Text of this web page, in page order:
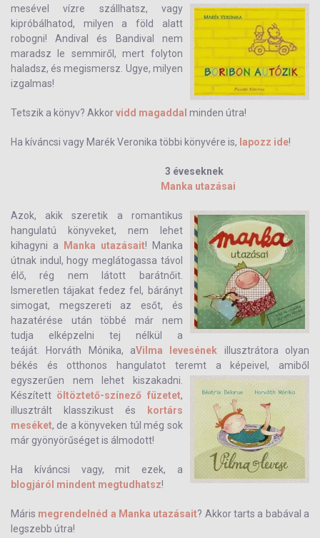
mesével vízre szállhatsz, vagy
kipróbálhatod, milyen a föld alatt
robogni! Andival és Bandival nem
maradsz le semmiről, mert folyton
haladsz, és megismersz. Ugye, milyen
izgalmas!
Tetszik a könyv? Akkorvidd magaddal minden útra!
Ha kíváncsi vagy Marék Veronika többi könyvére is, lapozz ide!
3 éveseknek
Manka utazásai
Azok, akik szeretik a romantikus
hangulatú könyveket, nem lehet
kihagyni a
Manka utazásait! Manka
útnak indul, hogy meglátogassa távol
élő, rég nem látott barátnőit.
Ismeretlen tájakat fedez fel, bárányt
simogat, megszereti az esőt, és
hazatérése után többé már nem
tudja elképzelni tej nélkül a
teáját. Horváth Mónika, aVilma levesének illusztrátora olyan
békés és otthonos hangulatot teremt a képeivel, amiből
egyszerűen nem lehet kiszakadni.
Készített öltöztető-színező füzetet,
illusztrált klasszikust és
kortárs
meséket, de a könyveken túl még sok
már gyönyörűséget is álmodott!
Ha kíváncsi vagy, mit ezek, a
blogjáról mindent megtudhatsz!
Máris megrendelnéd a Manka utazásait? Akkor tarts a babával a
legszebb útra!